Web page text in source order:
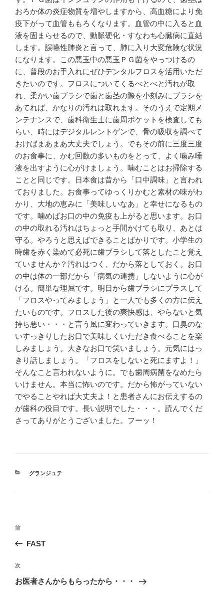
おろか体の炎症物質を増やしますから、高血糖により免
疫下がって血管ももろくなります。血管の中に入ると血
液を固まらせるので、動脈硬化・すなわち心臓病に直結
します。誤嚥性肺炎と言って、肺に入り大変危険な状況
になります。この悪玉中の悪玉ＰＧ菌をやっつけるの
に、普段のお手入れにぜひデンタルフロスを活用いただ
きたいのです。フロスについてくるべとべと汚れが取
れ、柔かい歯ブラシで歯と歯茎の際を小刻みにブラシを
あてれば、かなりの汚れは取れます。そのうえで定期メ
ンテナンスで、歯科衛生士に歯周ポケットを検査しても
らい、時にはデジタルレントゲンで、骨の吸収を調べて
おけばまあまあ大丈夫でしょう。でもその前に三度三度
のお食事に、かむ回数の多いものをとって、よく噛み唾
液を出すように心がけましょう。噛むことはお掃除する
ことと同じです。日本食は昔から「口中調味」と言われ
ておりました。お食事ってゆっくりかむと素材の味がわ
かり、大地の恵みに「美味しいなあ」と幸せになるもの
です。噛めばお口の中の免疫も上がると思います。お口
の中の取れる汚れはちょっと手間かけても取り、あとは
守る。やろうと思えばできることばかりです。小学生の
時歯を赤く染めて必死に歯ブラシして落としたこと覚え
ていませんか？汚れはつく、だから落としておく。お口
の中は体の一部だから「病気の連携」しないように心が
ける。簡単な理屈です。明日から歯ブラシにプラスして
「フロスやってみましょう」と一人でも多くの方に伝え
たいものです。フロスした後の爽快感は、やらないと気
持ち悪い・・・と言う風に変わっていきます。口臭のな
いすっきりしたお口で美味しくいただき食べることを楽
しみましょう。大きなお口で笑いましょう。元気にはっ
きり話しましょう。「フロスをしないと死にますよ！」
そんなこと言われないように。でも歯周病菌をなめたら
いけません。本当に怖いのです。だから怖がっていない
でやることやれば大丈夫よ！と患者さんにお伝えするの
が歯科の役目です。長い説明でした・・・。読んでくだ
さってありがとうございました。フーッ！
カ
グランジュテ
投
ビ
ゲ
前
の
稿
前
FAST
次
の
次
お医者さんからもらったから・・・